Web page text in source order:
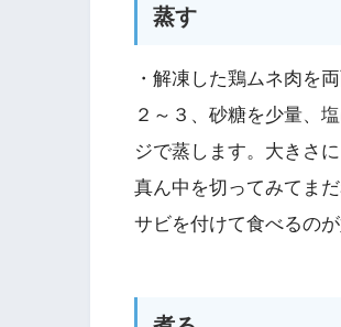
蒸す
・解凍した鶏ムネ肉を
２～３、砂糖を少量、
ジで蒸します。大きさ
真ん中を切ってみてま
サビを付けて食べるのが